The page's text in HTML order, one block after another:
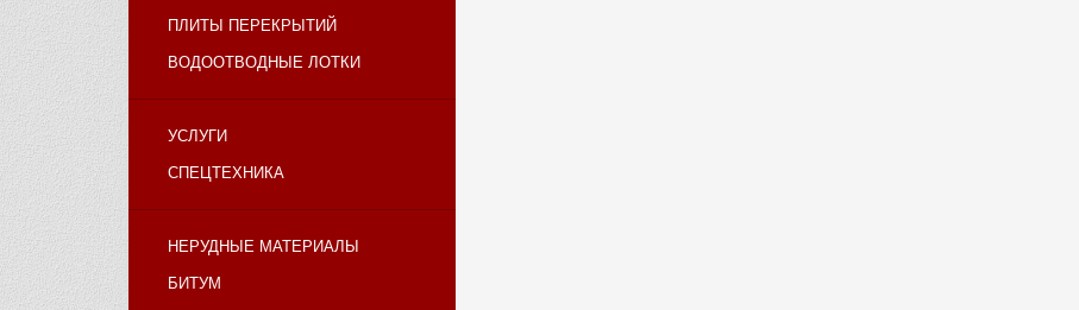
ПЛИТЫ ПЕРЕКРЫТИЙ
ВОДООТВОДНЫЕ ЛОТКИ
УСЛУГИ
СПЕЦТЕХНИКА
НЕРУДНЫЕ МАТЕРИАЛЫ
БИТУМ